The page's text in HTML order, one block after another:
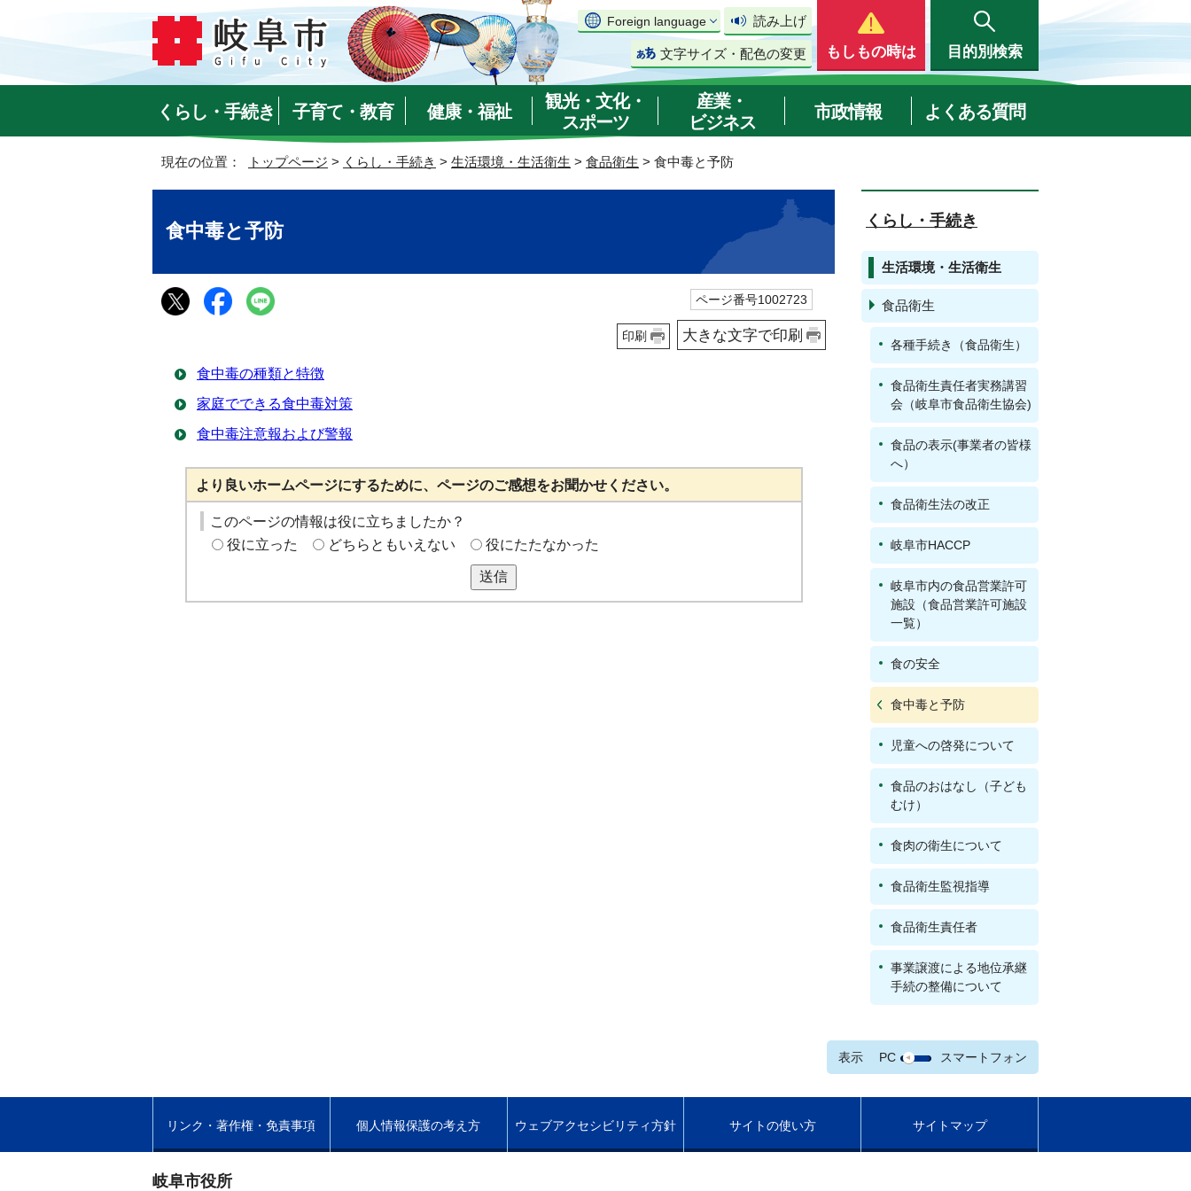
Foreign language 読み上げ
文字サイズ・配色の変更 もしもの時は 目的別検索
くらし・手続き 子育て・教育 健康・福祉
観光・文化・
スポーツ
産業・
ビジネス
市政情報 よくある質問
現在の位置： トップページ > くらし・手続き > 生活環境・生活衛生 > 食品衛生 > 食中毒と予防
食中毒と予防
ページ番号1002723
印刷 大きな文字で印刷
食中毒の種類と特徴
家庭でできる食中毒対策
食中毒注意報および警報
より良いホームページにするために、ページのご感想をお聞かせください。
このページの情報は役に立ちましたか？
役に立った
どちらともいえない 役にたたなかった
送信
くらし・手続き
生活環境・生活衛生
食品衛生
各種手続き（食品衛生）
食品衛生責任者実務講習
会（岐阜市食品衛生協会)
食品の表示(事業者の皆様
へ）
食品衛生法の改正
岐阜市HACCP
岐阜市内の食品営業許可
施設（食品営業許可施設
一覧）
食の安全
食中毒と予防
児童への啓発について
食品のおはなし（子ども
むけ）
食肉の衛生について
食品衛生監視指導
食品衛生責任者
事業譲渡による地位承継
手続の整備について
表示 PC スマートフォン
リンク・著作権・免責事項 個人情報保護の考え方 ウェブアクセシビリティ方針 サイトの使い方 サイトマップ
岐阜市役所